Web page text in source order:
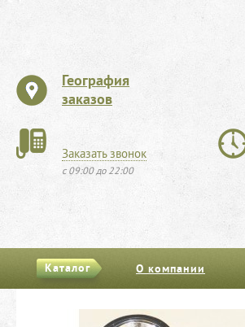
География
заказов
Заказать звонок
с 09:00 до 22:00
Каталог О компании